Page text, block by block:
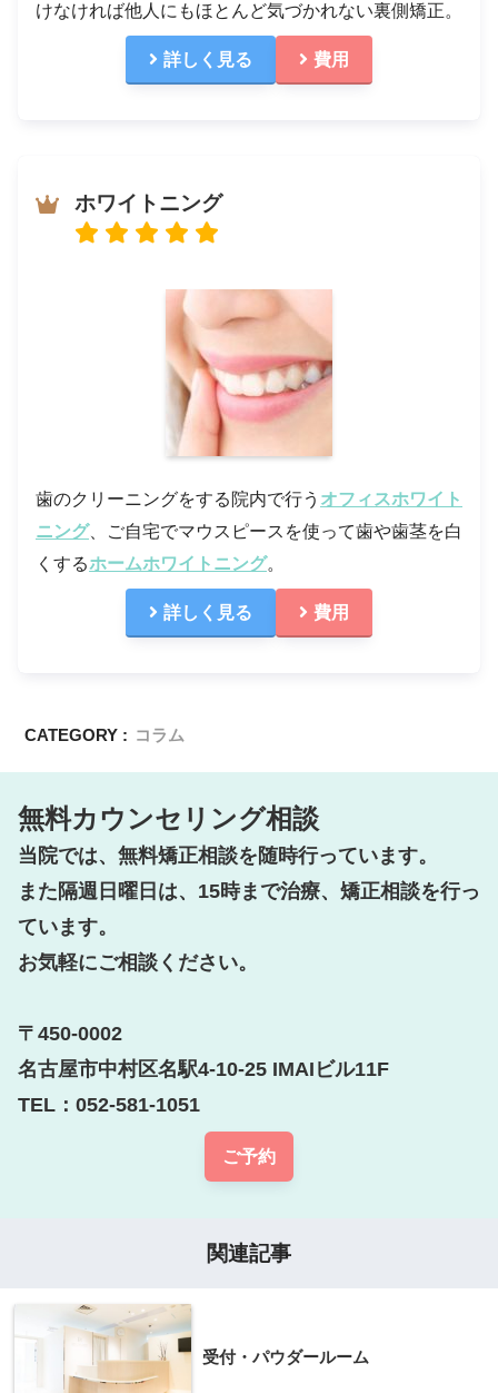
けなければ他人にもほとんど気づかれない裏側矯正。
詳しく見る 費用
ホワイトニング
歯のクリーニングをする院内で行う オフィスホワイト
ニング、ご自宅でマウスピースを使って歯や歯茎を白
くするホームホワイトニング。
詳しく見る 費用
CATEGORY : コラム
無料カウンセリング相談
当院では、無料矯正相談を随時行っています。
また隔週日曜日は、15時まで治療、矯正相談を行っ
ています。
お気軽にご相談ください。
〒450-0002
名古屋市中村区名駅4-10-25 IMAIビル11F
TEL：052-581-1051
ご予約
関連記事
受付・パウダールーム